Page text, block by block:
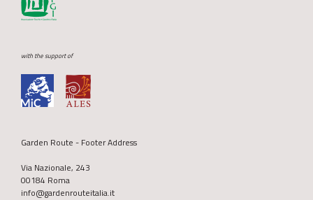
with the support of
Garden Route - Footer Address
Via Nazionale, 243
00184 Roma
info@gardenrouteitalia.it